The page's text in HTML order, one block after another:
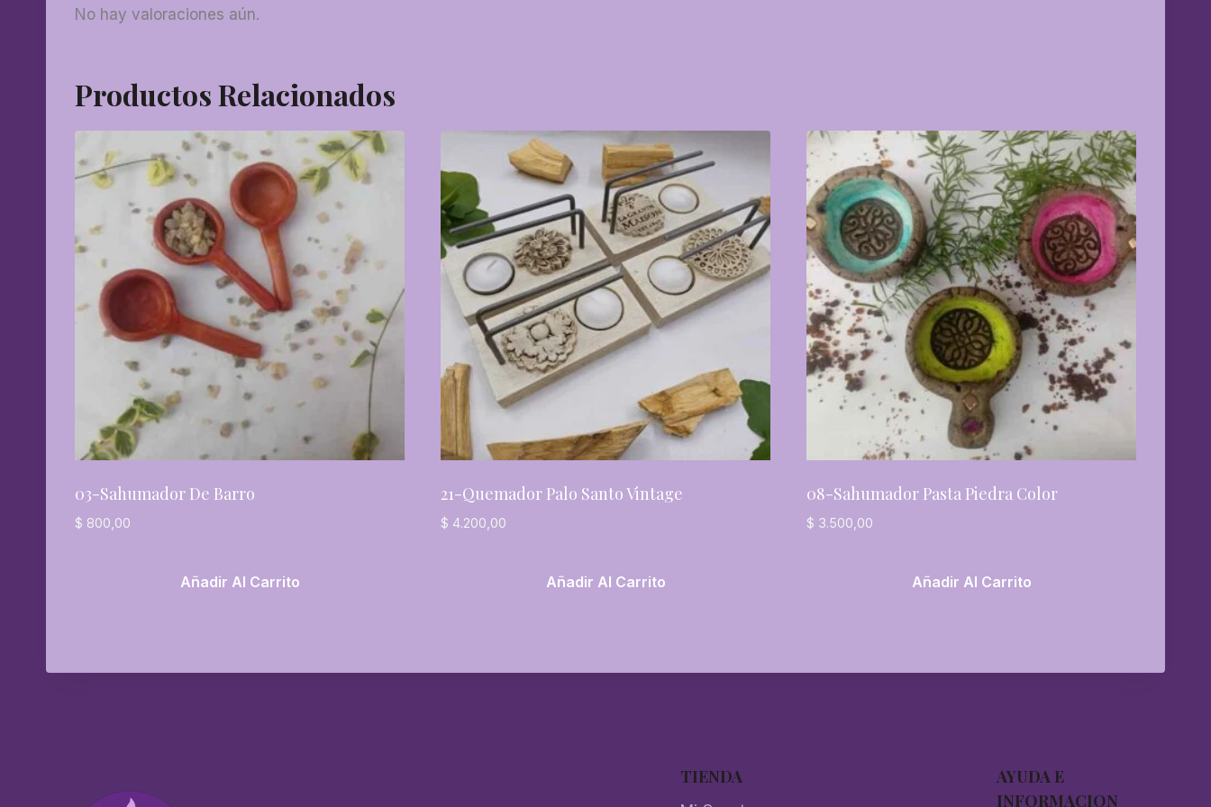
No hay valoraciones aún.
Productos Relacionados
03-Sahumador De Barro
$ 800,00
Añadir Al Carrito
21-Quemador Palo Santo Vintage
$ 4.200,00
Añadir Al Carrito
08-Sahumador Pasta Piedra Color
$ 3.500,00
Añadir Al Carrito
TIENDA
AYUDA E
INFORMACION